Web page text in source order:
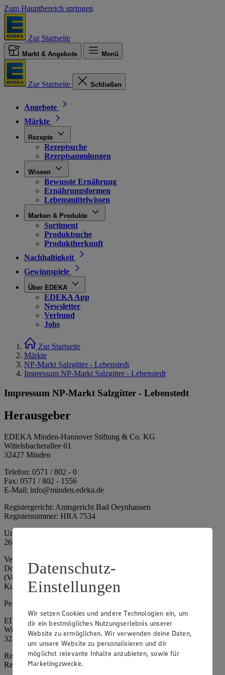
Zum Hauptbereich springen
Zur Startseite
Markt & Angebote Menü
Zur Startseite Schließen
Angebote
Märkte
Rezepte
Rezeptsuche
Rezeptsammlungen
Wissen
Bewusste Ernährung
Ernährungsformen
Lebensmittelwissen
Marken & Produkte
Sortiment
Produktsuche
Produktherkunft
Nachhaltigkeit
Gewinnspiele
Über EDEKA
EDEKA App
Newsletter
Verbund
Jobs
Zur Startseite
Märkte
NP-Markt Salzgitter - Lebenstedt
Impressum NP-Markt Salzgitter - Lebenstedt
Impressum NP-Markt Salzgitter - Lebenstedt
Herausgeber
EDEKA Minden-Hannover Stiftung & Co. KG
Wittelsbacherallee 61
32427 Minden
Telefon: 0571 / 802 - 0
Fax: 0571 / 802 - 1556
E-Mail: info@minden.edeka.de
Registergericht: Amtsgericht Bad Oeynhausen
Registernummer: HRA 7534
Umsatzsteuer-Identifikationsnummer gem. § 27a UStG: DE
266067317
Vertretungsberechtigte: Mark Rosenkranz (Sprecher), Eileen
Dominique Klingsiek (Vorstandsmitglied), Ulf-U. Plath
(Vorstandsmitglied), Stephan Wohler (Vorstandsmitglied), Marc
Kuhlmann (Aufsichtsratsvorsitzender)
Persönlich haftende Gesellschafterin:
EDEKA Minden-Hannover Holding GmbH
Wittelsbacherallee 61
32427 Minden
Registergericht: Amtsgericht Bad Oeynhausen
Registernummer: HRB 4086
Datenschutz-
Einstellungen
Wir setzen Cookies und andere Technologien ein, um
dir ein bestmögliches Nutzungserlebnis unserer
Website zu ermöglichen. Wir verwenden deine Daten,
um unsere Website zu personalisieren und dir
möglichst relevante Inhalte anzubieten, sowie für
Marketingzwecke.